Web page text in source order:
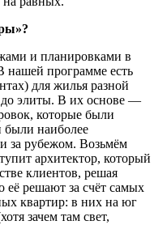
и планировками в
нашей программе есть
для жилья разной
до элиты. В их основе —
которые были
были наиболее
за рубежом. Возьмём
архитектор, который
клиентов, решая
её решают за счёт самых
квартир: в них на юг
зачем там свет,